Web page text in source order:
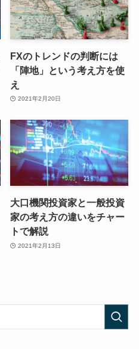
FXのトレンドの判断には
「陣地」という考え方を使
え
2021年2月20日
大口機関投資家と一般投資
家の考え方の違いをチャー
トで解説
2021年2月13日